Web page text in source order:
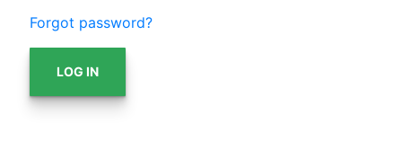
Forgot password?
LOG IN